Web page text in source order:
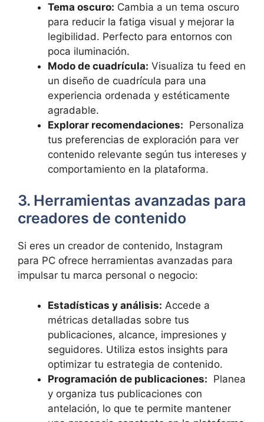
Tema oscuro: Cambia a un tema oscuro
para⁢ reducir la fatiga ‍visual ‍y⁣ mejorar la⁢
legibilidad.⁤ Perfecto‍ para entornos con
poca iluminación.
Modo de cuadrícula: Visualiza ⁤tu feed ⁤en​
un diseño de cuadrícula para una⁣
experiencia ordenada y ‍estéticamente
agradable.
Explorar recomendaciones: ⁤ Personaliza
tus⁣ preferencias de exploración para ver
contenido relevante según ⁣tus intereses y‌
comportamiento ⁢en la plataforma.
3. Herramientas avanzadas para
creadores de contenido
Si⁢ eres un ⁣creador de contenido,‌ Instagram
para PC ofrece herramientas avanzadas ⁢para
impulsar ⁢tu marca personal o negocio:
Estadísticas y análisis: Accede a
métricas detalladas⁤ sobre ⁤tus
publicaciones, alcance,⁢ impresiones y
seguidores. ⁣Utiliza⁢ estos insights para
optimizar tu estrategia​ de contenido.
Programación ‌de publicaciones: ⁢ Planea⁣
y ‍organiza tus publicaciones⁤ con
antelación, lo que te permite‍ mantener